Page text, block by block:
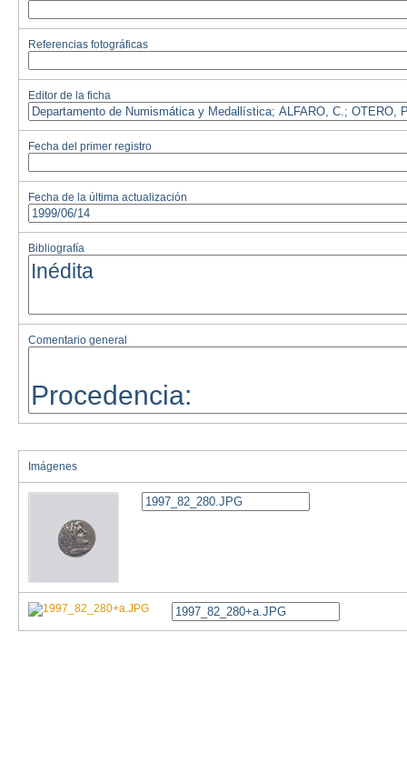
Referencias fotográficas
Editor de la ficha
Fecha del primer registro
Fecha de la última actualización
Bibliografía
Comentario general
Imágenes